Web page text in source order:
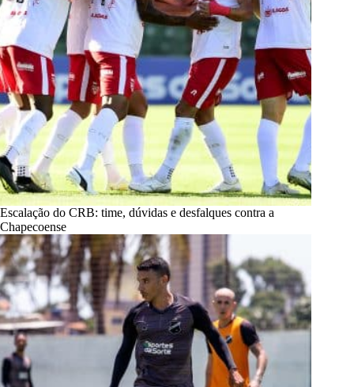
Escalação do CRB: time, dúvidas e desfalques contra a
Chapecoense